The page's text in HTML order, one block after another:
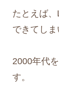
たとえば
できてしま
2000年代
す。